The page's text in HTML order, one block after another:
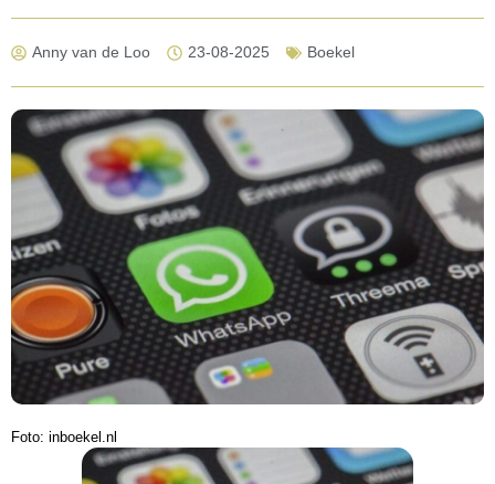
Anny van de Loo 23-08-2025 Boekel
Foto: inboekel.nl